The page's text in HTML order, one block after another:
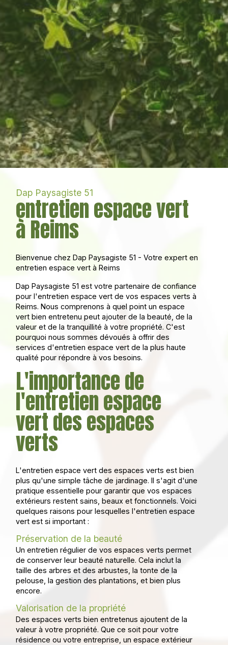
Dap Paysagiste 51
entretien espace vert
à Reims
Bienvenue chez Dap Paysagiste 51 - Votre expert en
entretien espace vert à Reims
Dap Paysagiste 51 est votre partenaire de confiance
pour l'entretien espace vert de vos espaces verts à
Reims. Nous comprenons à quel point un espace
vert bien entretenu peut ajouter de la beauté, de la
valeur et de la tranquillité à votre propriété. C'est
pourquoi nous sommes dévoués à offrir des
services d'entretien espace vert de la plus haute
qualité pour répondre à vos besoins.
L'importance de
l'entretien espace
vert des espaces
verts
L'entretien espace vert des espaces verts est bien
plus qu'une simple tâche de jardinage. Il s'agit d'une
pratique essentielle pour garantir que vos espaces
extérieurs restent sains, beaux et fonctionnels. Voici
quelques raisons pour lesquelles l'entretien espace
vert est si important :
Préservation de la beauté
Un entretien régulier de vos espaces verts permet
de conserver leur beauté naturelle. Cela inclut la
taille des arbres et des arbustes, la tonte de la
pelouse, la gestion des plantations, et bien plus
encore.
Valorisation de la propriété
Des espaces verts bien entretenus ajoutent de la
valeur à votre propriété. Que ce soit pour votre
résidence ou votre entreprise, un espace extérieur